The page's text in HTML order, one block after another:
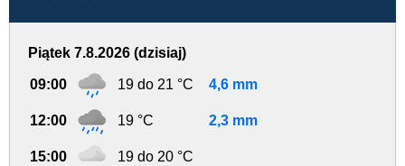
Piątek 7.8.2026 (dzisiaj)
09:00 19 do 21 °C 4,6 mm
12:00 19 °C 2,3 mm
15:00 19 do 20 °C